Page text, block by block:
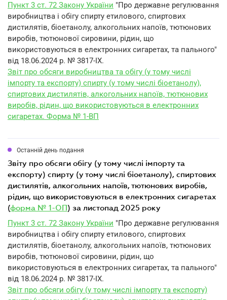
Пункт 3 ст. 72 Закону України "Про державне регулювання
виробництва і обігу спирту етилового, спиртових
дистилятів, біоетанолу, алкогольних напоїв, тютюнових
виробів, тютюнової сировини, рідин, що
використовуються в електронних сигаретах, та пального"
від 18.06.2024 р. № 3817-IX.
Звіт про обсяги виробництва та обігу (у тому числі
імпорту та експорту) спирту (у тому числі біоетанолу),
спиртових дистилятів, алкогольних напоїв, тютюнових
виробів, рідин, що використовуються в електронних
сигаретах. Форма № 1-ВП
Останній день подання
звіту про обсяги обігу (у тому числі імпорту та
експорту) спирту (у тому числі біоетанолу), спиртових
дистилятів, алкогольних напоїв, тютюнових виробів,
рідин, що використовуються в електронних сигаретах
(форма № 1-ОП) за листопад 2025 року
Пункт 3 ст. 72 Закону України "Про державне регулювання
виробництва і обігу спирту етилового, спиртових
дистилятів, біоетанолу, алкогольних напоїв, тютюнових
виробів, тютюнової сировини, рідин, що
використовуються в електронних сигаретах, та пального"
від 18.06.2024 р. № 3817-IX.
Звіт про обсяги обігу (у тому числі імпорту та експорту)